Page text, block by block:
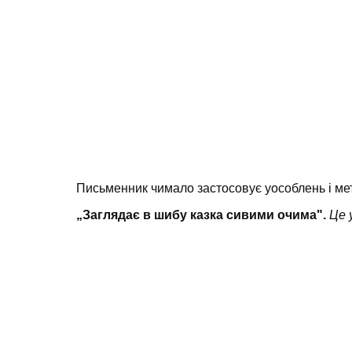
Письменник чимало застосовує уособлень і
„Заглядає в шибу казка сивими очима". Це